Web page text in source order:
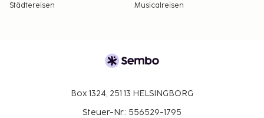
Städtereisen
Musicalreisen
Box 1324, 251 13 HELSINGBORG
Steuer-Nr.: 556529-1795